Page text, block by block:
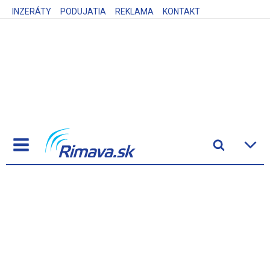
INZERÁTY PODUJATIA REKLAMA KONTAKT